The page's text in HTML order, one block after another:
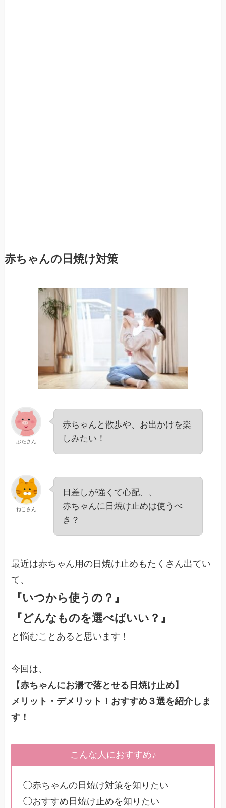
赤ちゃんの日焼け対策
ぶたさん
赤ちゃんと散歩や、お出かけを楽
しみたい！
ねこさん
日差しが強くて心配、、
赤ちゃんに日焼け止めは使うべ
き？
最近は赤ちゃん用の日焼け止めもたくさん出てい
て、
『いつから使うの？』
『どんなものを選べばいい？』
と悩むことあると思います！
今回は、
【赤ちゃんにお湯で落とせる日焼け止め】
メリット・デメリット！おすすめ３選を紹介しま
す！
こんな人におすすめ♪
◯赤ちゃんの日焼け対策を知りたい
◯おすすめ日焼け止めを知りたい